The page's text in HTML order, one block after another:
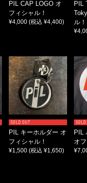
PIL CAP LOGO オ
フィシャル！
¥4,000 (税込 ¥4,400)
PIL
ル！
SOLD OUT
PIL キーホルダー オ
フィシャル！
¥1,500 (税込 ¥1,650)
PIL
オ